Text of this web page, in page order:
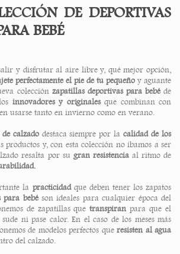
DE DEPORTIVAS
BEBÉ
y disfrutar al aire libre y, qué mejor opción,
perfectamente el pie de tu pequeño y aguante
colección zapatillas deportivas para bebéde
innovadores y originalesque combinan con
usarse tanto en invierno como en verano.
calzadodestaca siempre por lacalidad de los
productos y, con esta colección no íbamos a ser
resalta por su gran resistenciaal ritmo de
la practicidadque deben tener los zapatos
para bebéson ideales para cualquier época del
de zapatillas quetranspiran para que el
ni pase calor. En el caso de los meses más
de modelos perfectos que resisten al agua
del calzado.